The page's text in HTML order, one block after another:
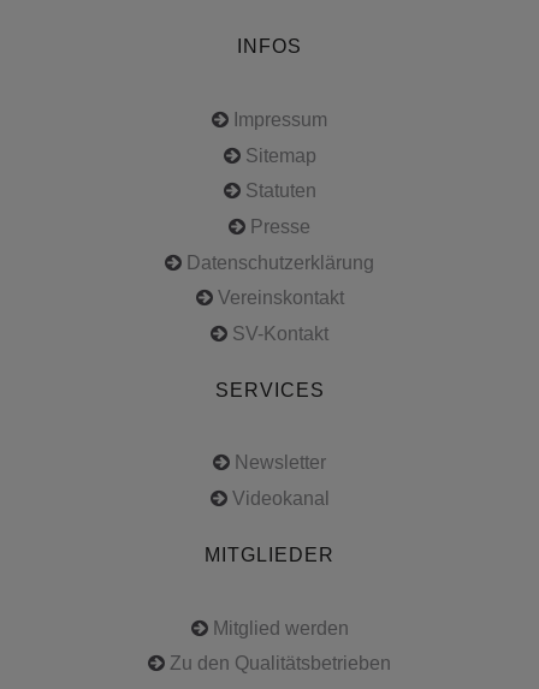
INFOS
Impressum
Sitemap
Statuten
Presse
Datenschutzerklärung
Vereinskontakt
SV-Kontakt
SERVICES
Newsletter
Videokanal
MITGLIEDER
Mitglied werden
Zu den Qualitätsbetrieben